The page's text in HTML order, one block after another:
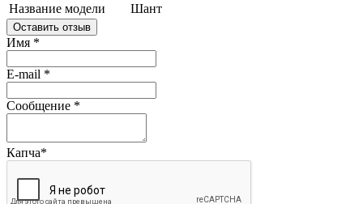
Название модели
Шант
Оставить отзыв
Имя *
E-mail *
Сообщение *
Капча*